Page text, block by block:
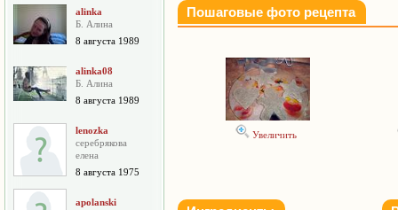
alinka
Б. Алина
8 августа 1989
alinka08
Б. Алина
8 августа 1989
lenozka
серебрякова
елена
8 августа 1975
apolanski
Пошаговые фото рецепта
Увеличить